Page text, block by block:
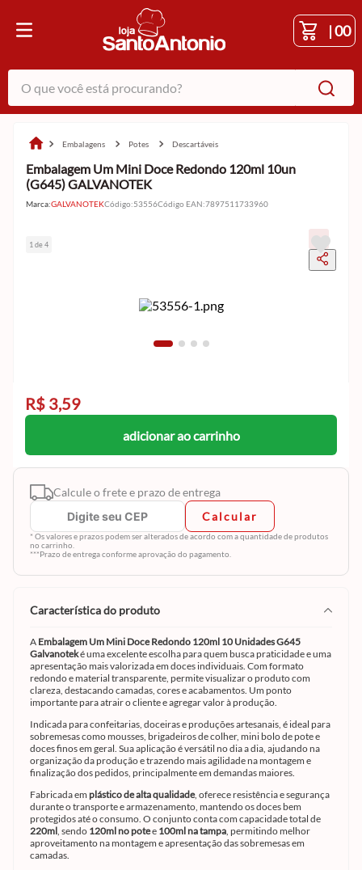
|00
O que você está procurando?
embalagens potes descartáveis
Embalagem Um Mini Doce Redondo 120ml 10un
(G645) GALVANOTEK
Marca:GALVANOTEKCódigo:53556Código EAN:7897511733960
1 de 4
R$ 3,59
adicionar ao carrinho
Calcule o frete e prazo de entrega
Calcular
* Os valores e prazos podem ser alterados de acordo com a quantidade de produtos
no carrinho.
***Prazo de entrega conforme aprovação do pagamento.
característica do produto
A Embalagem Um Mini Doce Redondo 120ml 10 Unidades G645
Galvanoteké uma excelente escolha para quem busca praticidade e uma
apresentação mais valorizada em doces individuais. Com formato
redondo e material transparente, permite visualizar o produto com
clareza, destacando camadas, cores e acabamentos. Um ponto
importante para atrair o cliente e agregar valor à produção.
Indicada para confeitarias, doceiras e produções artesanais, é ideal para
sobremesas como mousses, brigadeiros de colher, mini bolo de pote e
doces finos em geral. Sua aplicação é versátil no dia a dia, ajudando na
organização da produção e trazendo mais agilidade na montagem e
finalização dos pedidos, principalmente em demandas maiores.
Fabricada em plástico de alta qualidade, oferece resistência e segurança
durante o transporte e armazenamento, mantendo os doces bem
protegidos até o consumo. O conjunto conta com capacidade total de
220ml, sendo 120ml no potee 100ml na tampa, permitindo melhor
aproveitamento na montagem e apresentação das sobremesas em
camadas.